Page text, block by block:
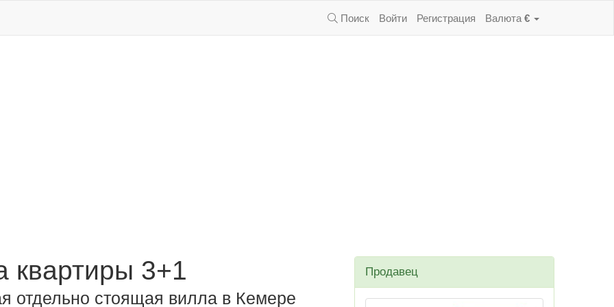
Поиск Войти Регистрация Валюта €
квартиры 3+1
отдельно стоящая вилла в Кемере
Продавец